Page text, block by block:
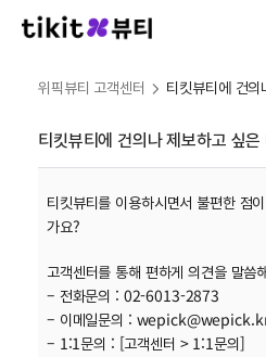
위픽뷰티 고객센터 티킷뷰티에 건
티킷뷰티에 건의나 제보하고 싶
티킷뷰티를 이용하시면서 불편한 점
가요?
고객센터를 통해 편하게 의견을 말씀
– 전화문의 : 02-6013-2873
– 이메일문의 :
– 1:1문의 : [고객센터 > 1:1문의]